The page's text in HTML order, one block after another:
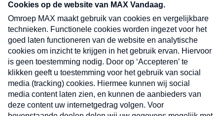
Neem hier een gratis abonnement op onze
nieuwsbrief. Elke vrijdag- en dinsdagochtend in
uw mailbox.
Verzend